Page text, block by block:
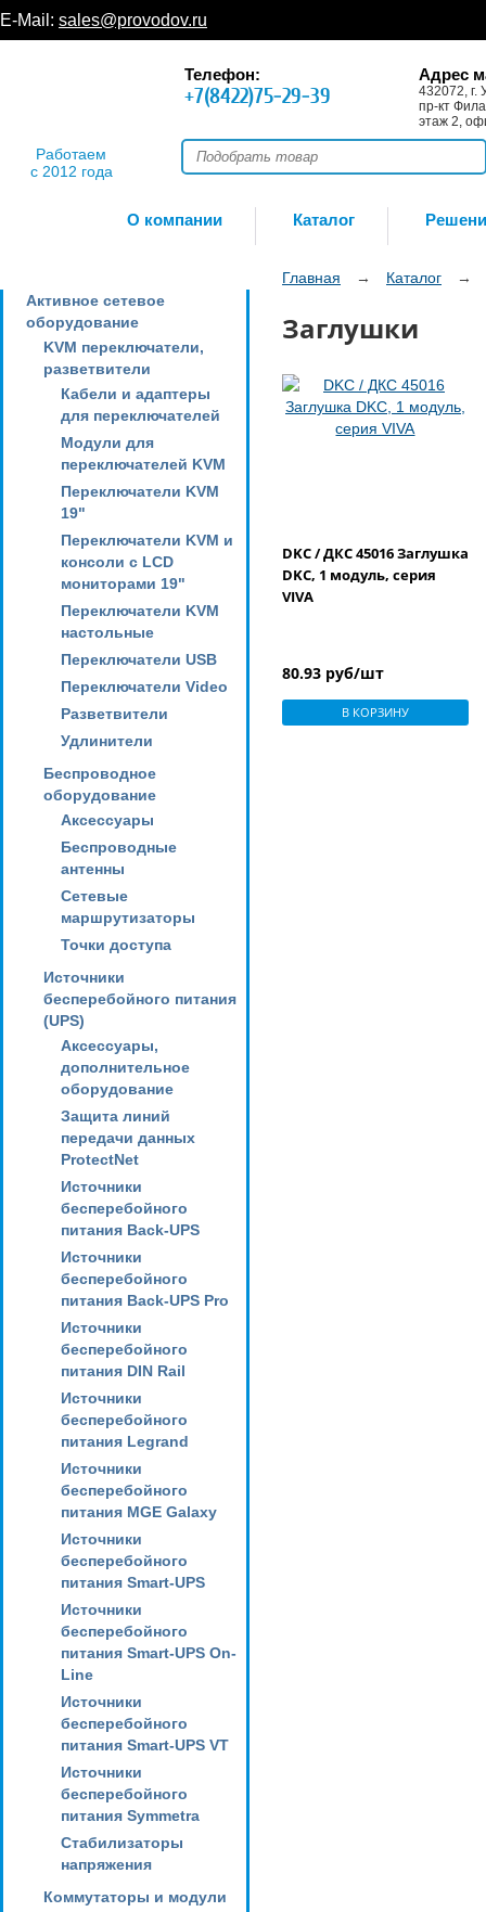
E-Mail: sales@provodov.ru
Работаем
с 2012 года
Телефон:
+7(8422)75-29-39
Адрес
432072, г.
пр-кт
этаж 2,
О компании Каталог
Активное сетевое
оборудование
KVM переключатели,
разветвители
Кабели и адаптеры
для переключателей
Модули для
переключателей KVM
Переключатели KVM
19"
Переключатели KVM и
консоли с LCD
мониторами 19"
Переключатели KVM
настольные
Переключатели USB
Переключатели Video
Разветвители
Удлинители
Беспроводное
оборудование
Аксессуары
Беспроводные
антенны
Сетевые
маршрутизаторы
Точки доступа
Источники
бесперебойного питания
(UPS)
Аксессуары,
дополнительное
оборудование
Защита линий
передачи данных
ProtectNet
Источники
бесперебойного
питания Back-UPS
Источники
бесперебойного
питания Back-UPS Pro
Источники
бесперебойного
питания DIN Rail
Источники
бесперебойного
питания Legrand
Источники
бесперебойного
питания MGE Galaxy
Источники
бесперебойного
питания Smart-UPS
Источники
бесперебойного
питания Smart-UPS On-
Line
Источники
бесперебойного
питания Smart-UPS VT
Источники
бесперебойного
питания Symmetra
Стабилизаторы
напряжения
Коммутаторы и модули
Главная → Каталог →
Заглушки
DKC / ДКС 45016 Заглушка
DKC, 1 модуль, серия
VIVA
80.93 руб/шт
В КОРЗИНУ